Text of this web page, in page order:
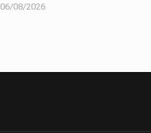
06/08/2026